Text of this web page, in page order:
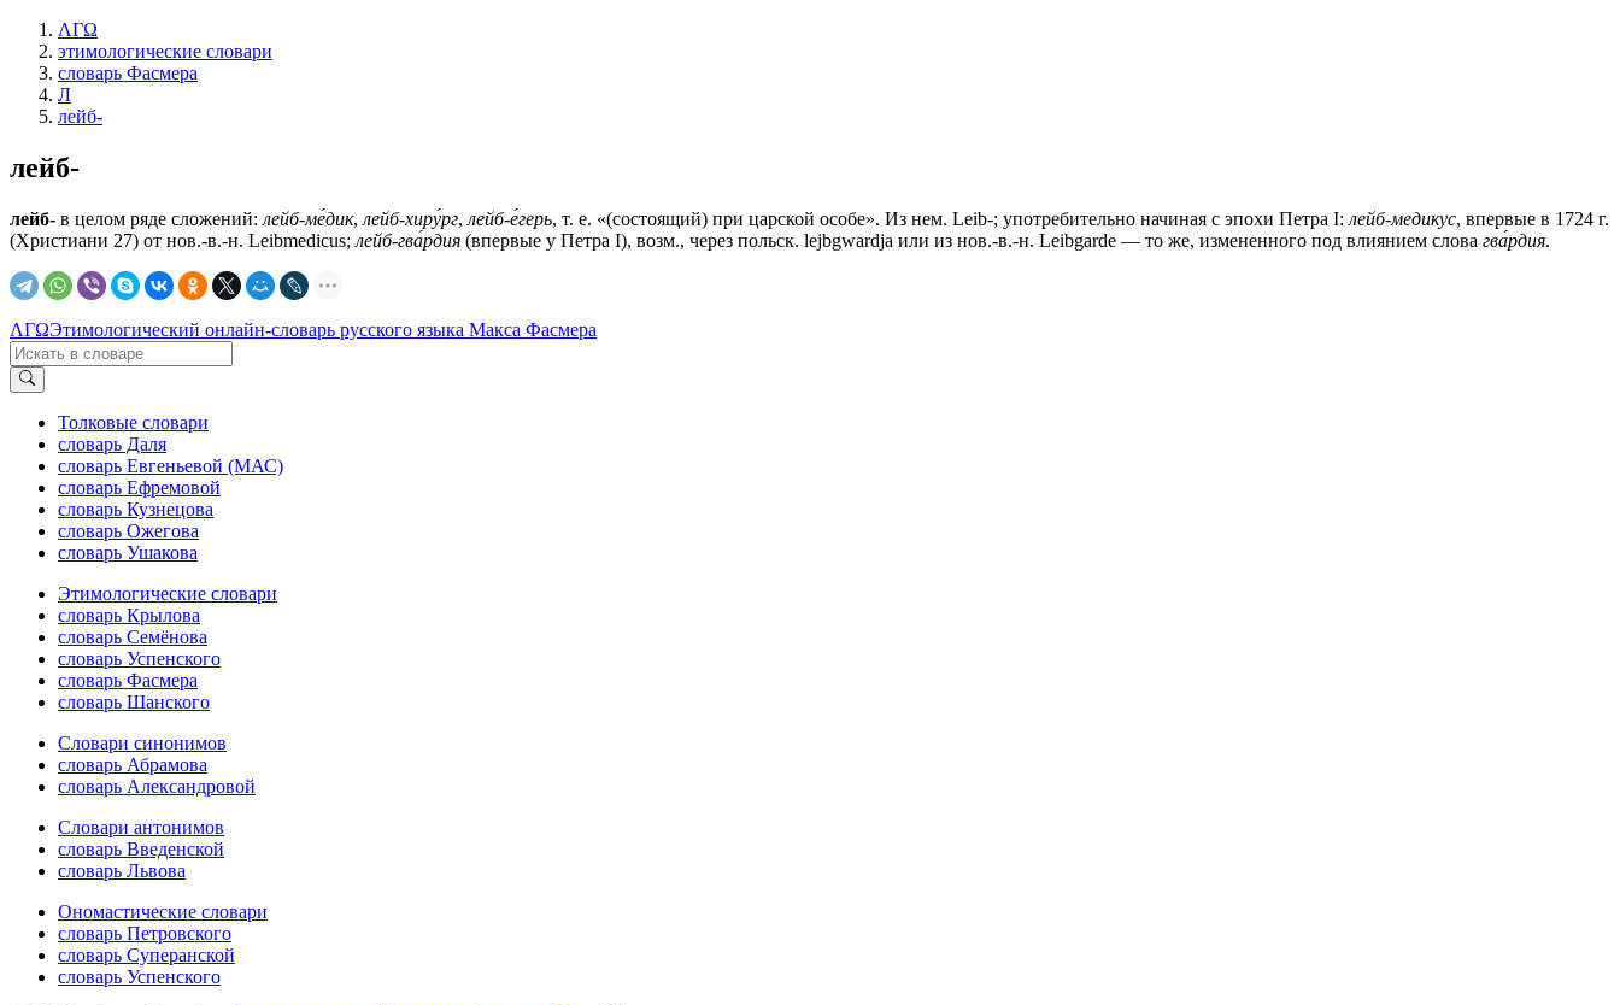
ΛΓΩ
этимологические словари
словарь Фасмера
Л
лейб-
лейб-
лейб- в целом ряде сложений: лейб-ме́дик, лейб-хиру́рг, лейб-е́герь, т. е. «(состоящий) при царской особе». Из нем. Leib-; употребительно начиная с эпохи Петра I: лейб-медикус, впервые в 1724 г.
(Христиани 27) от нов.-в.-н. Leibmedicus; лейб-гва́рдия (впервые у Петра I), возм., через польск. lejbgwardja или из нов.-в.-н. Leibgarde — то же, измененного под влиянием слова гва́рдия.
ΛΓΩЭтимологический онлайн-словарь русского языка Макса Фасмера
Толковые словари
словарь Даля
словарь Евгеньевой (МАС)
словарь Ефремовой
словарь Кузнецова
словарь Ожегова
словарь Ушакова
Этимологические словари
словарь Крылова
словарь Семёнова
словарь Успенского
словарь Фасмера
словарь Шанского
Словари синонимов
словарь Абрамова
словарь Александровой
Словари антонимов
словарь Введенской
словарь Львова
Ономастические словари
словарь Петровского
словарь Суперанской
словарь Успенского